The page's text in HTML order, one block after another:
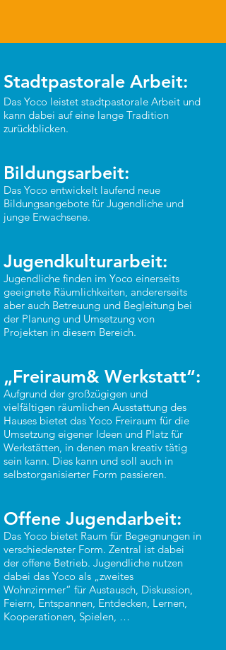
Stadtpastorale Arbeit:
Das Yoco leistet stadtpastorale Arbeit und
kann dabei auf eine lange Tradition
zurückblicken.
Bildungsarbeit:
Das Yoco entwickelt laufend neue
Bildungsangebote für Jugendliche und
junge Erwachsene.
Jugendkulturarbeit:
Jugendliche finden im Yoco einerseits
geeignete Räumlichkeiten, andererseits
aber auch Betreuung und Begleitung bei
der Planung und Umsetzung von
Projekten in diesem Bereich.
„Freiraum& Werkstatt“:
Aufgrund der großzügigen und
vielfältigen räumlichen Ausstattung des
Hauses bietet das Yoco Freiraum für die
Umsetzung eigener Ideen und Platz für
Werkstätten, in denen man kreativ tätig
sein kann. Dies kann und soll auch in
selbstorganisierter Form passieren.
Offene Jugendarbeit:
Das Yoco bietet Raum für Begegnungen in
verschiedenster Form. Zentral ist dabei
der offene Betrieb. Jugendliche nutzen
dabei das Yoco als „zweites
Wohnzimmer“ für Austausch, Diskussion,
Feiern, Entspannen, Entdecken, Lernen,
Kooperationen, Spielen, …